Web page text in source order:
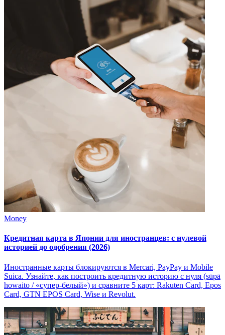
Money
Кредитная карта в Японии для иностранцев: с нулевой
историей до одобрения (2026)
Иностранные карты блокируются в Mercari, PayPay и Mobile
Suica. Узнайте, как построить кредитную историю с нуля (sūpā
howaito / «супер-белый») и сравните 5 карт: Rakuten Card, Epos
Card, GTN EPOS Card, Wise и Revolut.